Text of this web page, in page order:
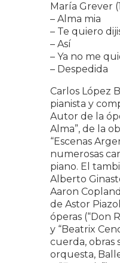
María Grever
– Alma mia
– Te quiero
– Así
– Ya no me
– Despedida
Carlos López
pianista y
Autor de la
Alma”, de la
“Escenas
numerosas
piano. El
Alberto
Aaron
de Astor
óperas (“Don
y “Beatrix
cuerda, obras
orquesta,